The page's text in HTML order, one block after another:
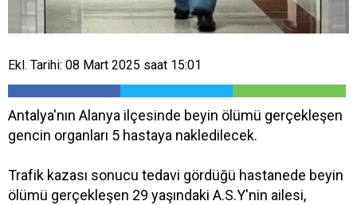
Ekl. Tarihi: 08 Mart 2025 saat 15:01
Antalya'nın Alanya ilçesinde beyin ölümü gerçekleşen
gencin organları 5 hastaya nakledilecek.
Trafik kazası sonucu tedavi gördüğü hastanede beyin
ölümü gerçekleşen 29 yaşındaki A.S.Y'nin ailesi,